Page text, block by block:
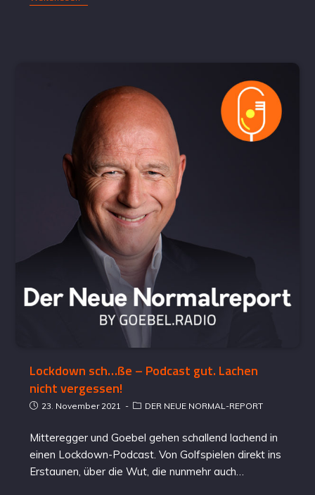
Lockdown sch…ße – Podcast gut. Lachen
nicht vergessen!
23. November 2021 DER NEUE NORMAL-REPORT
Mitteregger und Goebel gehen schallend lachend in
einen Lockdown-Podcast. Von Golfspielen direkt ins
Erstaunen, über die Wut, die nunmehr auch…